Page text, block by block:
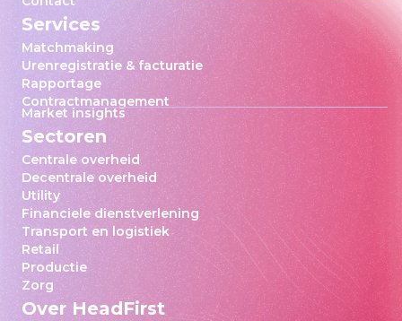
Services
Matchmaking
Urenregistratie & facturatie
Rapportage
Contractmanagement
Market insights
Sectoren
Centrale overheid
Decentrale overheid
Utility
Financiele dienstverlening
Transport en logistiek
Retail
Productie
Zorg
Over HeadFirst